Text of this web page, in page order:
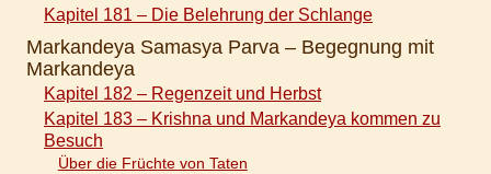
Kapitel 181 – Die Belehrung der Schlange
Markandeya Samasya Parva – Begegnung mit
Markandeya
Kapitel 182 – Regenzeit und Herbst
Kapitel 183 – Krishna und Markandeya kommen zu
Besuch
Über die Früchte von Taten